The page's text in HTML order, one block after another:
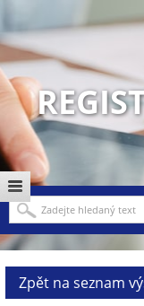
Zpět na seznam